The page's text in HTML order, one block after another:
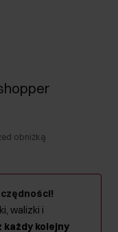
obniżką
walizki i
każdy kolejny